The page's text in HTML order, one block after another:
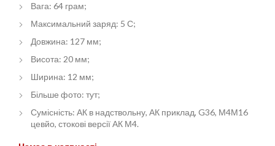
Вага: 64 грам;
Максимальний заряд: 5 С;
Довжина: 127 мм;
Висота: 20 мм;
Ширина: 12 мм;
Більше фото: тут;
Сумісність: АК в надствольну, АК приклад, G36, М4М16
цевйо, стокові версії АК М4.